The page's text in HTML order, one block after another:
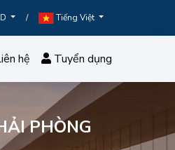
/ Tiếng Việt
hệ Tuyển dụng
PHÒNG